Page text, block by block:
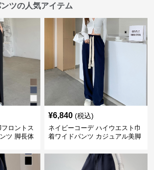
ツの人気アイテム
ロントス
ツ 脚長体
¥6,840 (税込)
ネイビーコーデ ハイウエスト巾
着ワイドパンツ カジュアル美脚